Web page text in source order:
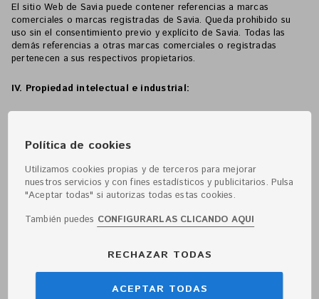
El sitio Web de Savia puede contener referencias a marcas
comerciales o marcas registradas de Savia. Queda prohibido su
uso sin el consentimiento previo y explícito de Savia. Todas las
demás referencias a otras marcas comerciales o registradas
pertenecen a sus respectivos propietarios.
IV. Propiedad intelectual e industrial:
por tanto, queda prohibida su reproducción, distribución,
y por escrito de Savia. Igualmente, todos los nombres comerciales,
marcas o signos distintivos de cualquier clase contenidos en el
sitio Web de Savia están sujetos a derechos de propiedad
titulares de los mismos que han autorizado debidamente su
autorice Savia y robots de búsqueda, establecer enlaces,
hipervínculos o links, desde portales o sitios Web de terceros al
Política de cookies
Utilizamos cookies propias y de terceros para mejorar
nuestros servicios y con fines estadísticos y publicitarios. Pulsa
"Aceptar todas" si autorizas todas estas cookies.
También puedes CONFIGURARLAS CLICANDO AQUI
RECHAZAR TODAS
ACEPTAR TODAS